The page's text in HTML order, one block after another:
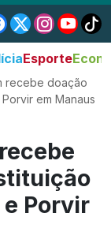
Esporte
recebe doação
em Manaus
Porvir